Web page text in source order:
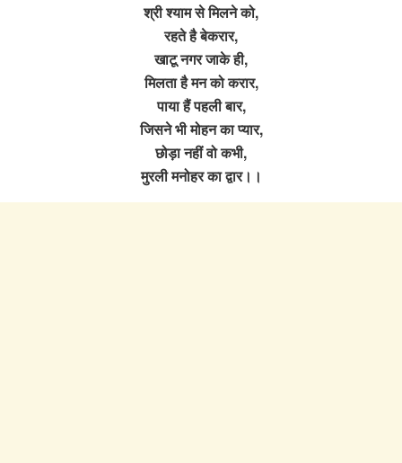
श्री श्याम से मिलने को,
रहते है बेकरार,
खाटू नगर जाके ही,
मिलता है मन को करार,
पाया हैं पहली बार,
जिसने भी मोहन का प्यार,
छोड़ा नहीं वो कभी,
मुरली मनोहर का द्वार।।